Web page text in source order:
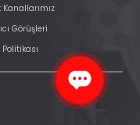
Kanallarımız
Görüşleri